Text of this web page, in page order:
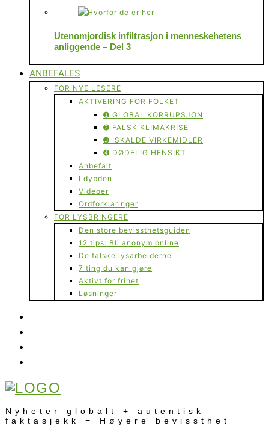
Utenomjordisk infiltrasjon i menneskehetens
anliggende – Del 3
ANBEFALES
FOR NYE LESERE
AKTIVERING FOR FOLKET
➊ GLOBAL KORRUPSJON
➋ FALSK KLIMAKRISE
➌ ISKALDE VIRKEMIDLER
➍ DØDELIG HENSIKT
Anbefalt
I dybden
Videoer
Ordforklaringer
FOR LYSBRINGERE
Den store bevissthetsguiden
12 tips: Bli anonym online
De falske lysarbeiderne
7 ting du kan gjøre
Aktivt for frihet
Løsninger
Nyheter globalt + autentisk
faktasjekk = Høyere bevissthet